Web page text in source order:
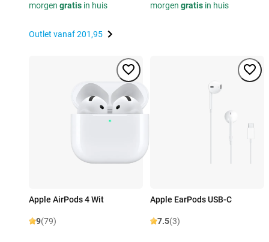
morgen gratis in huis
Outlet vanaf201,95
morgen gratis in huis
Apple AirPods 4 Wit
9(79)
Apple EarPods USB-C
7.5(3)